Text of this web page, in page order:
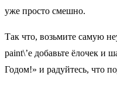
уже просто смешно.
Так что, возьмите самую
paint\’e добавьте ёлочек
Годом!» и радуйтесь, что